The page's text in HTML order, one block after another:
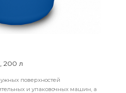
200 л
поверхностей
и упаковочных машин, а